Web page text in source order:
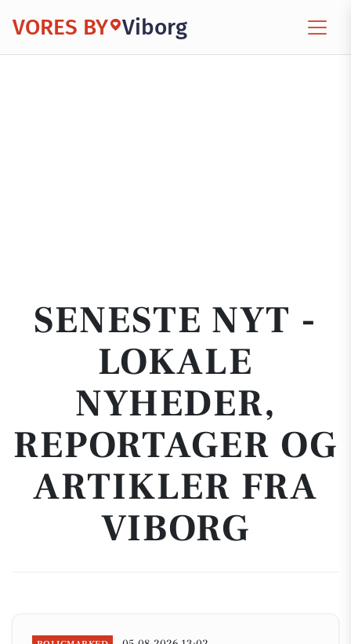
VORES BY Viborg
SENESTE NYT -
LOKALE
NYHEDER,
REPORTAGER OG
ARTIKLER FRA
VIBORG